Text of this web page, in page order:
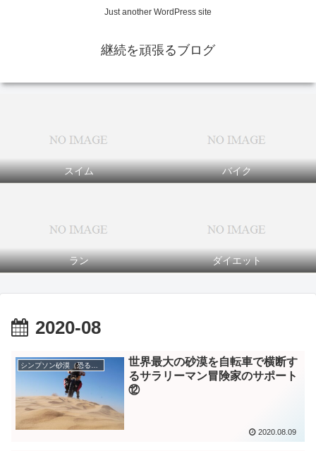
Just another WordPress site
継続を頑張るブログ
スイム バイク
ラン ダイエット
2020-08
シンプソン砂漠（恐るべき空白）
世界最大の砂漠を自転車で横断す
るサラリーマン冒険家のサポート
⑫
2020.08.09